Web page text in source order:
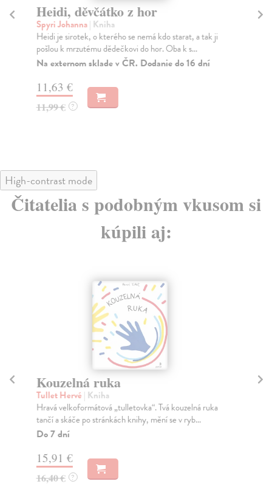
Heidi, děvčátko z hor
Spyri Johanna| Kniha
Heidi je sirotek, o kterého se nemá kdo starat, a tak ji
pošlou k mrzutému dědečkovi do hor. Oba k s...
Na externom sklade v ČR. Dodanie do 16 dní
11,63 €
11,99 € ?
High-contrast mode
Čitatelia s podobným vkusom si
kúpili aj:
Kouzelná ruka
Tullet Hervé | Kniha
Hravá velkoformátová „tulletovka“. Tvá kouzelná ruka
tančí a skáče po stránkách knihy, mění se v ryb...
Do 7 dní
15,91 €
16,40 € ?